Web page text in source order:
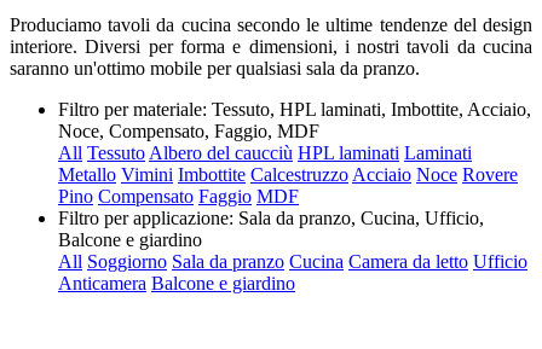
Produciamo tavoli da cucina secondo le ultime tendenze del design
interiore. Diversi per forma e dimensioni, i nostri tavoli da cucina
saranno un'ottimo mobile per qualsiasi sala da pranzo.
Filtro per materiale: Tessuto, HPL laminati, Imbottite, Acciaio,
Noce, Compensato, Faggio, MDF
All TessutoAlbero del caucciù HPL laminati Laminati
Metallo Vimini Imbottite CalcestruzzoAcciaio Noce Rovere
Pino Compensato Faggio MDF
Filtro per applicazione: Sala da pranzo, Cucina, Ufficio,
Balcone e giardino
All Soggiorno Sala da pranzo Cucina Camera da letto Ufficio
Anticamera Balcone e giardino